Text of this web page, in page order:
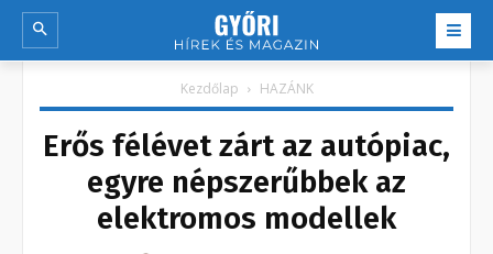
Kezdőlap HAZÁNK
Erős félévet zárt az autópiac,
egyre népszerűbbek az
elektromos modellek